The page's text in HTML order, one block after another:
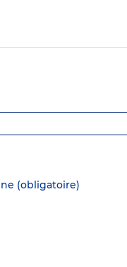
(obligatoire)